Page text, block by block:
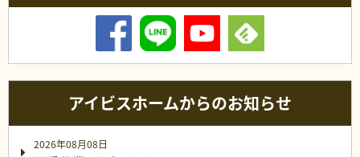
アイビスホームからのお知らせ
2026年08月08日